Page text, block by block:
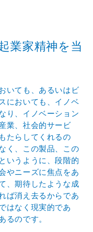
業家精神を当
いても、あるいはビ
においても、イノベ
り、イノベーション
業、社会的サービ
たらしてくれるの
く、この製品、この
というように、段階的
やニーズに焦点をあ
、期待 したような成
ば消え去るからであ
はなく現実的であ
るのです。